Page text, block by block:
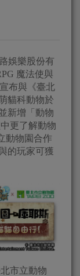
娛樂股份有
魔法使與
布與《臺北
貓科動物於
新增「動物
更了解動物
動物園合作
的玩家可獲
市立動物